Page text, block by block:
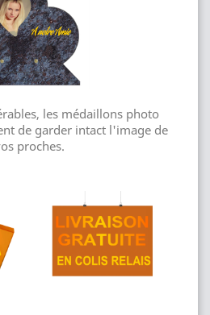
les médaillons photo
de garder intact l'image de
proches.